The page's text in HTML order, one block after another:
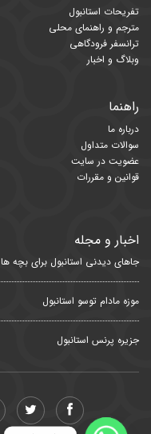
تفریحات استانبول
مترجم و راهنمای محلی
ترانسفر فرودگاهی
وبلاگ و اخبار
راهنما
درباره ما
سوالات متداول
عضویت در سایت
قوانین و مقررات
اخبار و مجله
جاهای دیدنی استانبول برای بچه ها
موزه مادام توسو استانبول
جزیره پرنس استانبول